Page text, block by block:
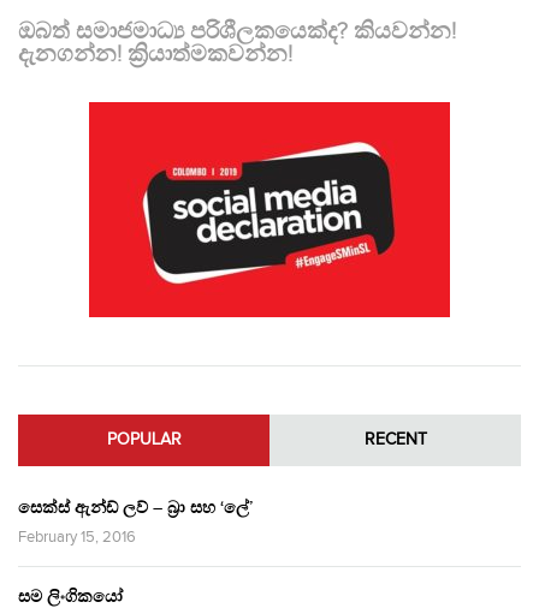
ඔබත් සමාජමාධ්‍ය පරිශීලකයෙක්ද? කියවන්න!
දැනගන්න! ක්‍රියාත්මකවන්න!
POPULAR RECENT
සෙක්ස් ඇන්ඩ් ලව් – බ්‍රා සහ ‘ලේ’
February 15, 2016
සම ලිංගිකයෝ